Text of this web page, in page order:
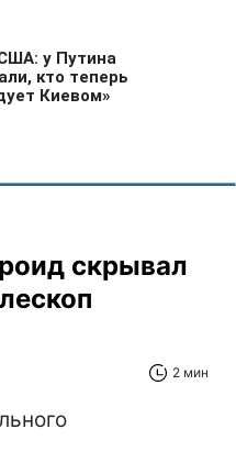
скрывал
2 мин